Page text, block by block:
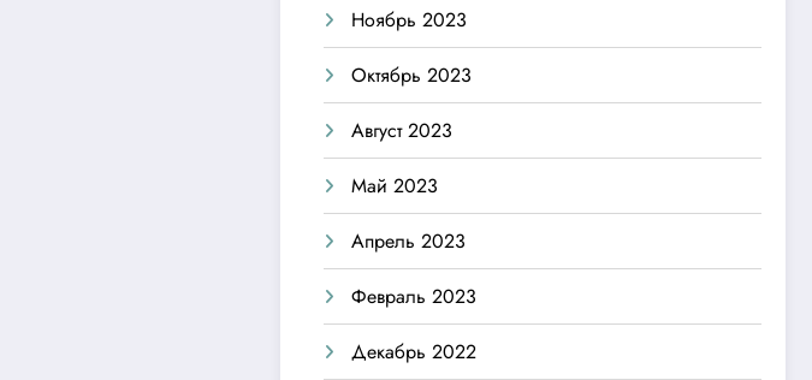
Ноябрь 2023
Октябрь 2023
Август 2023
Май 2023
Апрель 2023
Февраль 2023
Декабрь 2022